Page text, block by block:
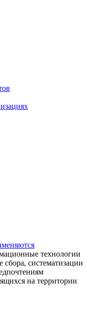
технологии
систематизации
на территории